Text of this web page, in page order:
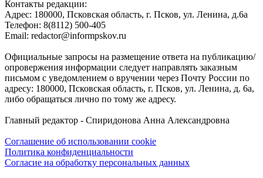
Контакты редакции:
Адреc: 180000, Псковская область, г. Псков, ул. Ленина, д.6а
Телефон: 8(8112) 500-405
Email: redactor@informpskov.ru
Официальные запросы на размещение ответа на публикацию/
опровержения информации следует направлять заказным
письмом с уведомлением о вручении через Почту России по
адресу: 180000, Псковская область, г. Псков, ул. Ленина, д. 6а,
либо обращаться лично по тому же адресу.
Главный редактор - Спиридонова Анна Александровна
Соглашение об использовании cookie
Политика конфиденциальности
Согласие на обработку персональных данных